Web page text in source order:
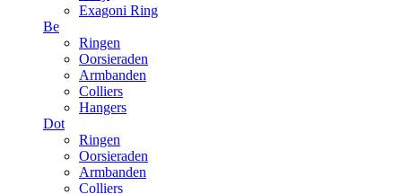
Exagoni Ring
Be
Ringen
Oorsieraden
Armbanden
Colliers
Hangers
Dot
Ringen
Oorsieraden
Armbanden
Colliers